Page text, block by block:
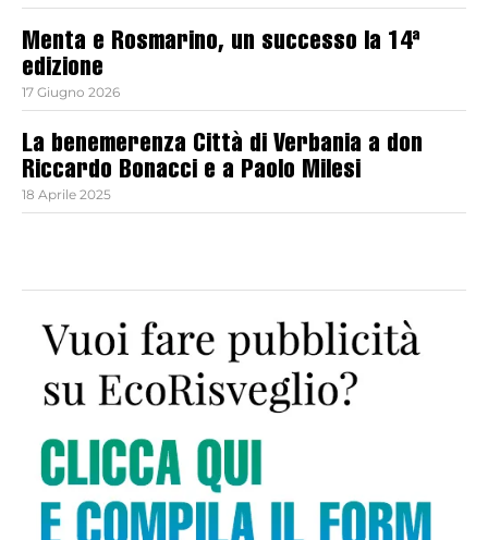
Menta e Rosmarino, un successo la 14ª
edizione
17 Giugno 2026
La benemerenza Città di Verbania a don
Riccardo Bonacci e a Paolo Milesi
18 Aprile 2025